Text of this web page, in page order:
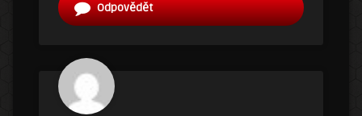
Odpovědět